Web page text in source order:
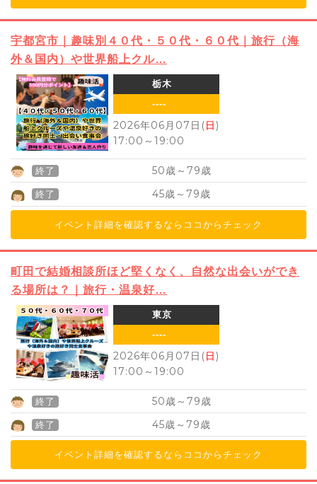
宇都宮市｜趣味別４０代・５０代・６０代｜旅行（海
外＆国内）や世界船上クル…
栃木
----
2026年06月07日(日)
17:00 ～ 19:00
終了 50歳～ 79歳
終了 45歳～ 79歳
イベント詳細を確認するならココからチェック
町田で結婚相談所ほど堅くなく、自然な出会いができ
る場所は？｜旅行・温泉好…
東京
----
2026年06月07日(日)
17:00 ～ 19:00
終了 50歳～ 79歳
終了 45歳～ 79歳
イベント詳細を確認するならココからチェック